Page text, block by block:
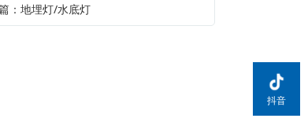
：地埋灯/水底灯
抖音